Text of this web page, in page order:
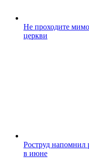
Не проходите
церкви
Роструд напомнил
в июне